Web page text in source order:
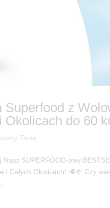
z
do 60
Taste
SUPERFOOD-owy
Całych Okolicach! 🥩🌱 Czy